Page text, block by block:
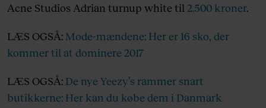
Acne Studios Adrian turnup white til 2.500 kroner.
LÆS OGSÅ: Mode-mændene: Her er 16 sko, der
kommer til at dominere 2017
LÆS OGSÅ: De nye Yeezy’s rammer snart
butikkerne: Her kan du købe dem i Danmark